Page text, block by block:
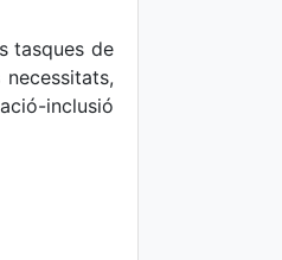
tasques de
inclusió